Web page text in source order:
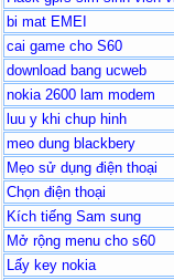
bi mat EMEI
cai game cho S60
download bang ucweb
nokia 2600 lam modem
luu y khi chup hinh
meo dung blackbery
Mẹo sử dụng điện thoại
Chọn điện thoại
Kích tiếng Sam sung
Mở rộng menu cho s60
Lấy key nokia